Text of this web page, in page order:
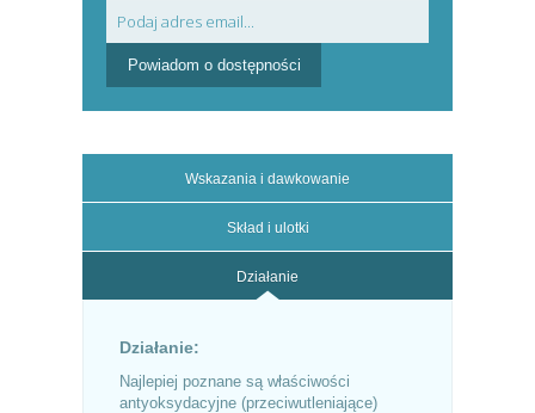
Powiadom o dostępności
Wskazania i dawkowanie
Skład i ulotki
Działanie
Działanie:
Najlepiej poznane są właściwości
antyoksydacyjne (przeciwutleniające)